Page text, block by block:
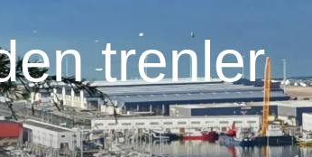
trenler